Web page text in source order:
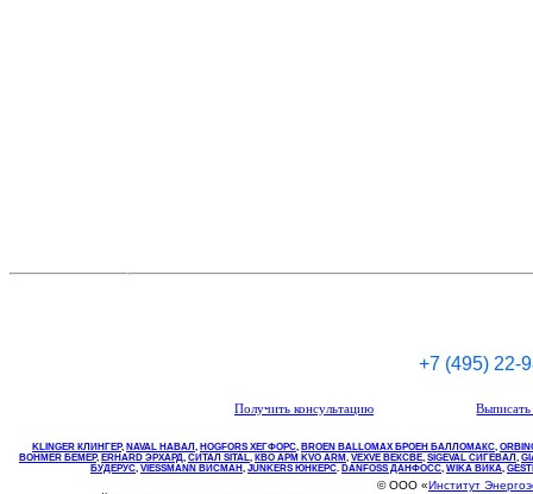
+7 (495) 22-
Получить консультацию
KLINGER КЛИНГЕР, NAVAL НАВАЛ , НOGFORS ХЕГФОРС, BROEN BALLOMAX БРОЕН БАЛЛОМАКС,
BOHMER БЕМЕР, ERHARD ЭРХАРД, СИТАЛ SITAL, КВО АРМ KVO ARM, VEXVE ВЕКСВЕ, SIGEVAL СИГЕВАЛ ,
БУДЕРУС, VIESSMANN ВИСМАН , JUNKERS ЮНКЕРС. DANFOSS ДАНФОСС, WIKA ВИКА,
© ООО «Институт